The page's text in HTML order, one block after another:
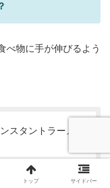
べ物に手が伸びるよう
スタントラーメ
て丸ごとかじる
トップ サイドバー